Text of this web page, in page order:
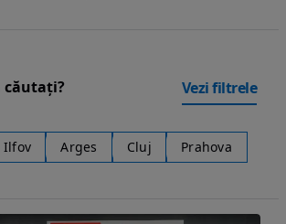
căutați? Vezi filtrele
Ilfov Arges Cluj Prahova